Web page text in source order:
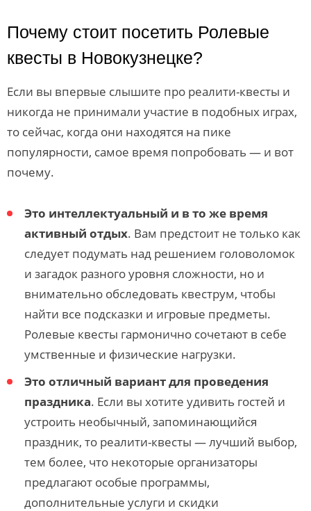
Почему стоит посетить Ролевые
квесты в Новокузнецке?
Если вы впервые слышите про реалити-квесты и
никогда не принимали участие в подобных играх,
то сейчас, когда они находятся на пике
популярности, самое время попробовать — и вот
почему.
Это интеллектуальный и в то же время
активный отдых. Вам предстоит не только как
следует подумать над решением головоломок
и загадок разного уровня сложности, но и
внимательно обследовать квеструм, чтобы
найти все подсказки и игровые предметы.
Ролевые квесты гармонично сочетают в себе
умственные и физические нагрузки.
Это отличный вариант для проведения
праздника. Если вы хотите удивить гостей и
устроить необычный, запоминающийся
праздник, то реалити-квесты — лучший выбор,
тем более, что некоторые организаторы
предлагают особые программы,
дополнительные услуги и скидки